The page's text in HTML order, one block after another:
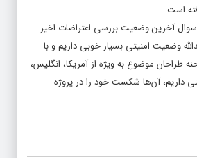
آخرین وضعیت بررسی اعتراضات اخیر
وضعیت امنیتی بسیار خوبی داریم و با
طراحان موضوع به ویژه از آمریکا، انگلیس،
داریم، آن‌ها شکست خود را در پروژه